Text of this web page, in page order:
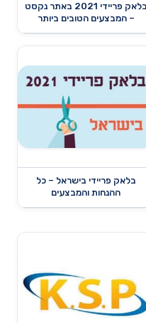
בלאק פריידי 2021 באתר נקסט
– המבצעים הטובים ביותר
בלאק פריידי בישראל – כל
ההנחות והמבצעים